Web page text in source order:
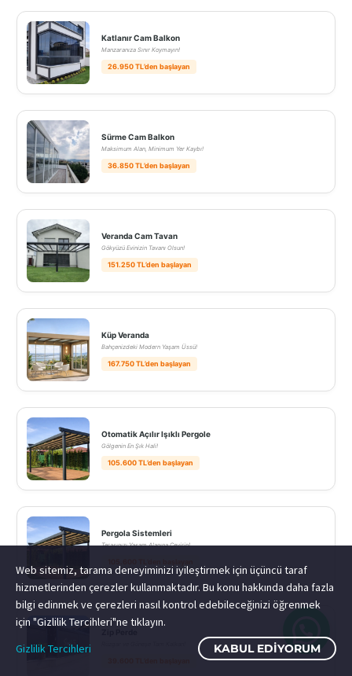
Katlanır Cam Balkon
Manzaranıza Sınır Koymayın!
26.950 TL’den başlayan
Sürme Cam Balkon
Maksimum Alan, Minimum Yer Kaybı!
36.850 TL’den başlayan
Veranda Cam Tavan
Gökyüzü Evinizin Tavanı Olsun!
151.250 TL’den başlayan
Küp Veranda
Bahçenizdeki Modern Yaşam Üssü!
167.750 TL’den başlayan
Otomatik Açılır Işıklı Pergole
Gölgenin En Şık Hali!
105.600 TL’den başlayan
Pergola Sistemleri
Terasınızı Yaşam Alanına Çevirin!
Web sitemiz, tarama deneyiminizi iyileştirmek için üçüncü taraf
hizmetlerinden çerezler kullanmaktadır. Bu konu hakkında daha fazla
bilgi edinmek ve çerezleri nasıl kontrol edebileceğinizi öğrenmek
için "Gizlilik Tercihleri"ne tıklayın.
Gizlilik Tercihleri
KABUL EDIYORUM